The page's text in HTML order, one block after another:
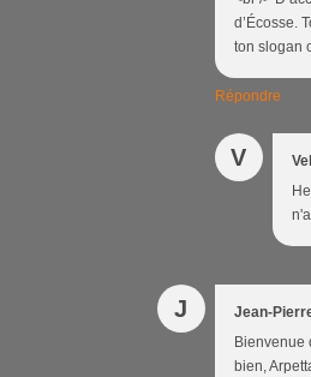
d’Écosse.
ton slogan
Répondre
V
J
Jean-
Bienvenue
bien,